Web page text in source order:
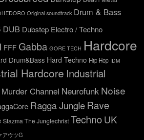
Original soundtrack Drum & Bass
DUB Dubstep Electro / Techno
FFF Gabba GORE TECH Hardcore
Drum&Bass Hard Techno Hip Hop IDM
Hardcore Industrial
Murder Channel Neurofunk Noise
Ragga JungleRave
Stazma The Junglechrist TechnoUK
アウツG